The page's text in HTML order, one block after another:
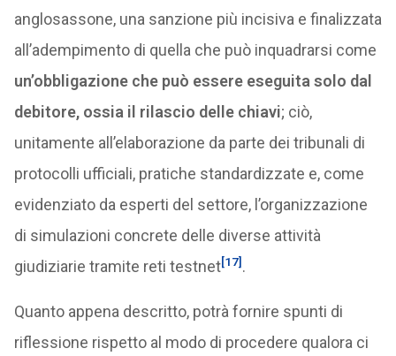
anglosassone, una sanzione più incisiva e finalizzata
all’adempimento di quella che può inquadrarsi come
un’obbligazione che può essere eseguita solo dal
debitore, ossia il rilascio delle chiavi; ciò,
unitamente all’elaborazione da parte dei tribunali di
protocolli ufficiali, pratiche standardizzate e, come
evidenziato da esperti del settore, l’organizzazione
di simulazioni concrete delle diverse attività
giudiziarie tramite reti testnet[17] .
Quanto appena descritto, potrà fornire spunti di
riflessione rispetto al modo di procedere qualora ci